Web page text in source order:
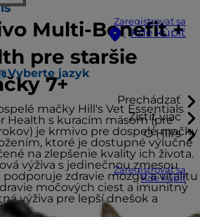
Zaregistrovať sa
Kde kúpiť
Vyberte jazyk
Prechádzať
Zistiť viac
O Hill's
Zaregistrovať sa
Kde kúpiť
Multi-Benefit +
pre staršie
7+
mačky Hill's Vet Essentials
Health s kuracím mäsom (pre
je krmivo pre dospelé mačky
ktoré je dostupné výlučne
na zlepšenie kvality ich života.
výživa s jedinečnou zmesou
zdravie mozgu a vitalitu
močových ciest a imunitný
výživa pre lepší dnešok a